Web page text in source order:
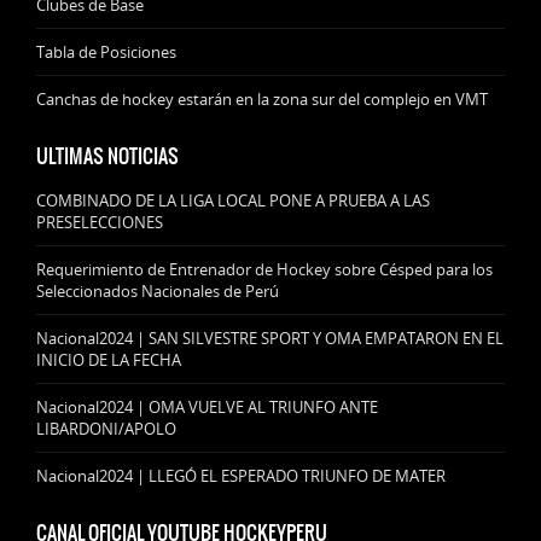
Tabla de Posiciones
Canchas de hockey estarán en la zona sur del complejo en VMT
ULTIMAS NOTICIAS
COMBINADO DE LA LIGA LOCAL PONE A PRUEBA A LAS
PRESELECCIONES
Requerimiento de Entrenador de Hockey sobre Césped para los
Seleccionados Nacionales de Perú
Nacional2024 | SAN SILVESTRE SPORT Y OMA EMPATARON EN EL
INICIO DE LA FECHA
Nacional2024 | OMA VUELVE AL TRIUNFO ANTE
LIBARDONI/APOLO
Nacional2024 | LLEGÓ EL ESPERADO TRIUNFO DE MATER
CANAL OFICIAL YOUTUBE HOCKEYPERU